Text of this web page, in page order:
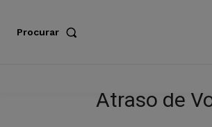
Procurar
Atraso de